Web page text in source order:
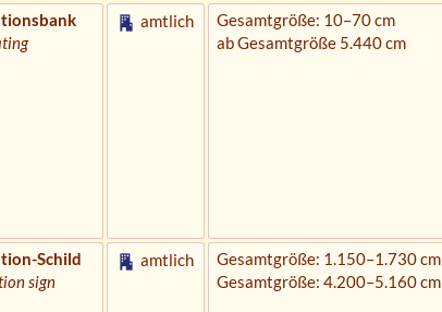
amtlich
Gesamtgröße: 10–70 cm
ab Gesamtgröße 5.440 cm
Schild
sign
amtlich
Gesamtgröße: 1.150–1.730 cm
Gesamtgröße: 4.200–5.160 cm